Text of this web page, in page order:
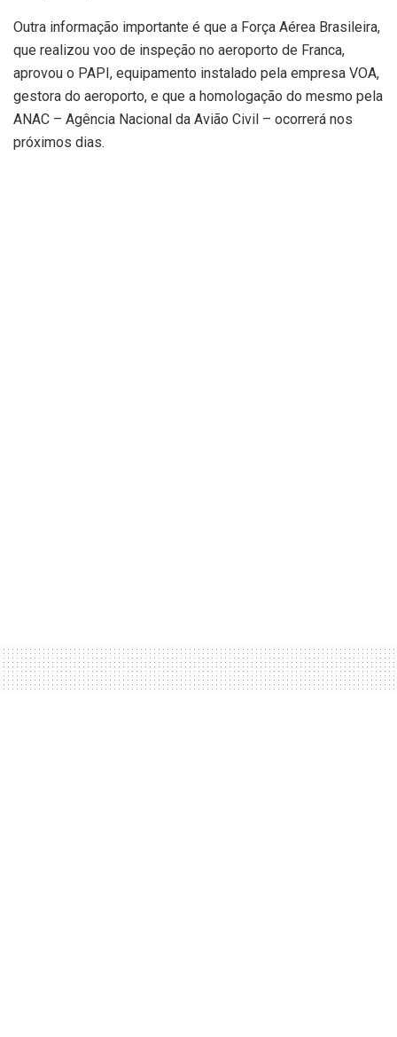
Outra informação importante é que a Força Aérea Brasileira,
que realizou voo de inspeção no aeroporto de Franca,
aprovou o PAPI, equipamento instalado pela empresa VOA,
gestora do aeroporto, e que a homologação do mesmo pela
ANAC – Agência Nacional da Avião Civil – ocorrerá nos
próximos dias.